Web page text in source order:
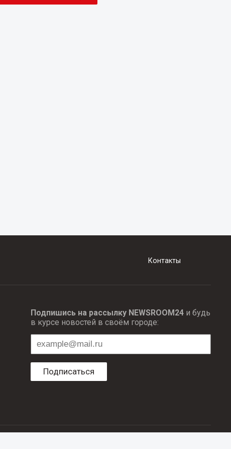
Контакты
Подпишись на рассылку NEWSROOM24и будь
в курсе новостей в своём городе:
Подписаться